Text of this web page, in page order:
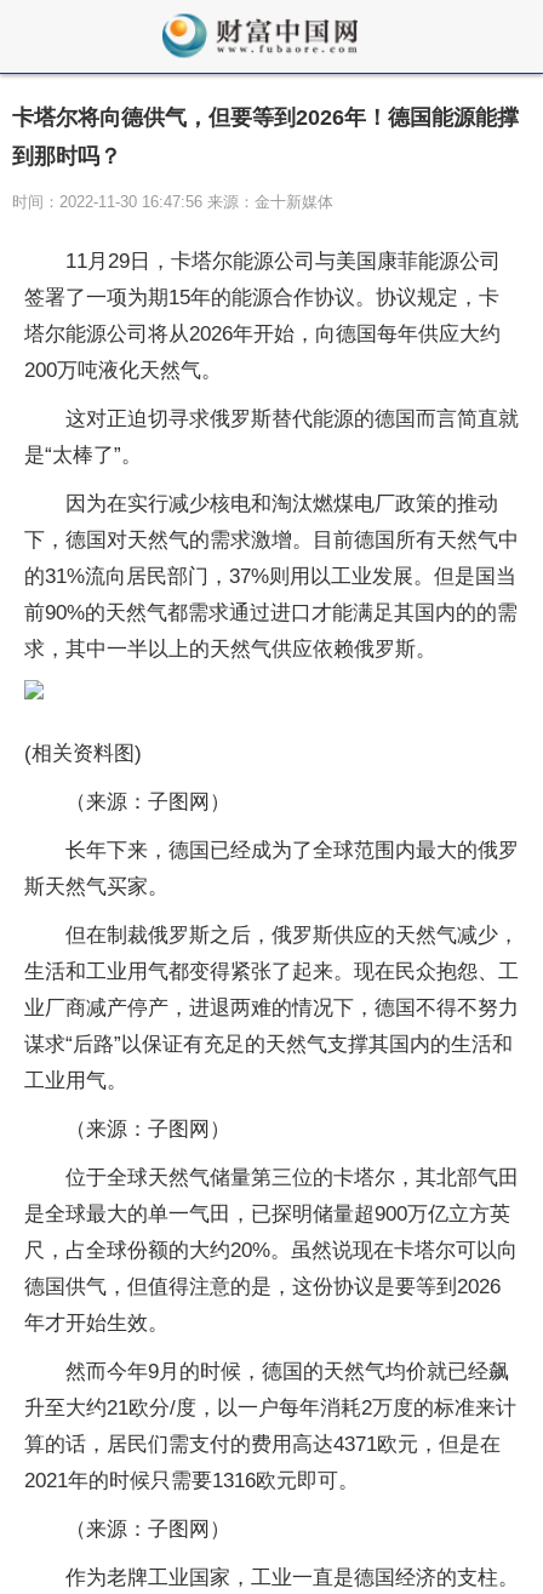
卡塔尔将向德供气，但要等到2026年！德国能源能撑
到那时吗？
时间：2022-11-30 16:47:56 来源：金十新媒体
11月29日，卡塔尔能源公司与美国康菲能源公司
签署了一项为期15年的能源合作协议。协议规定，卡
塔尔能源公司将从2026年开始，向德国每年供应大约
200万吨液化天然气。
这对正迫切寻求俄罗斯替代能源的德国而言简直就
是“太棒了”。
因为在实行减少核电和淘汰燃煤电厂政策的推动
下，德国对天然气的需求激增。目前德国所有天然气中
的31%流向居民部门，37%则用以工业发展。但是国当
前90%的天然气都需求通过进口才能满足其国内的的需
求，其中一半以上的天然气供应依赖俄罗斯。
(相关资料图)
（来源：子图网）
长年下来，德国已经成为了全球范围内最大的俄罗
斯天然气买家。
但在制裁俄罗斯之后，俄罗斯供应的天然气减少，
生活和工业用气都变得紧张了起来。现在民众抱怨、工
业厂商减产停产，进退两难的情况下，德国不得不努力
谋求“后路”以保证有充足的天然气支撑其国内的生活和
工业用气。
（来源：子图网）
位于全球天然气储量第三位的卡塔尔，其北部气田
是全球最大的单一气田，已探明储量超900万亿立方英
尺，占全球份额的大约20%。虽然说现在卡塔尔可以向
德国供气，但值得注意的是，这份协议是要等到2026
年才开始生效。
然而今年9月的时候，德国的天然气均价就已经飙
升至大约21欧分/度，以一户每年消耗2万度的标准来计
算的话，居民们需支付的费用高达4371欧元，但是在
2021年的时候只需要1316欧元即可。
（来源：子图网）
作为老牌工业国家，工业一直是德国经济的支柱。